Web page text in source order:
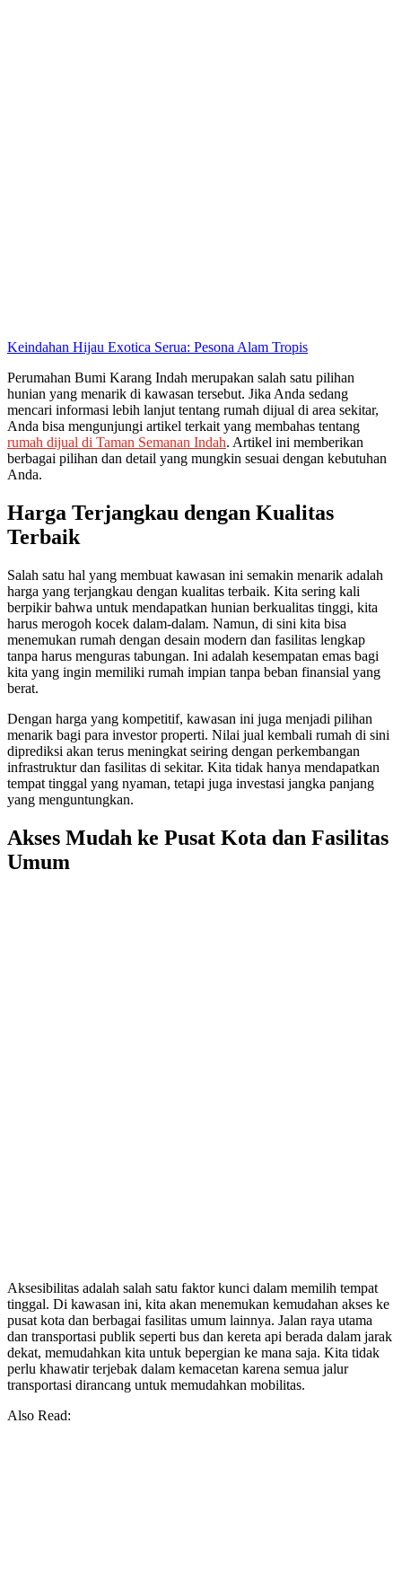
Keindahan Hijau Exotica Serua: Pesona Alam Tropis
Perumahan Bumi Karang Indah merupakan salah satu pilihan
hunian yang menarik di kawasan tersebut. Jika Anda sedang
mencari informasi lebih lanjut tentang rumah dijual di area sekitar,
Anda bisa mengunjungi artikel terkait yang membahas tentang
rumah dijual di Taman Semanan Indah. Artikel ini memberikan
berbagai pilihan dan detail yang mungkin sesuai dengan kebutuhan
Anda.
Harga Terjangkau dengan Kualitas
Terbaik
Salah satu hal yang membuat kawasan ini semakin menarik adalah
harga yang terjangkau dengan kualitas terbaik. Kita sering kali
berpikir bahwa untuk mendapatkan hunian berkualitas tinggi, kita
harus merogoh kocek dalam-dalam. Namun, di sini kita bisa
menemukan rumah dengan desain modern dan fasilitas lengkap
tanpa harus menguras tabungan. Ini adalah kesempatan emas bagi
kita yang ingin memiliki rumah impian tanpa beban finansial yang
berat.
Dengan harga yang kompetitif, kawasan ini juga menjadi pilihan
menarik bagi para investor properti. Nilai jual kembali rumah di sini
diprediksi akan terus meningkat seiring dengan perkembangan
infrastruktur dan fasilitas di sekitar. Kita tidak hanya mendapatkan
tempat tinggal yang nyaman, tetapi juga investasi jangka panjang
yang menguntungkan.
Akses Mudah ke Pusat Kota dan Fasilitas
Umum
Aksesibilitas adalah salah satu faktor kunci dalam memilih tempat
tinggal. Di kawasan ini, kita akan menemukan kemudahan akses ke
pusat kota dan berbagai fasilitas umum lainnya. Jalan raya utama
dan transportasi publik seperti bus dan kereta api berada dalam jarak
dekat, memudahkan kita untuk bepergian ke mana saja. Kita tidak
perlu khawatir terjebak dalam kemacetan karena semua jalur
transportasi dirancang untuk memudahkan mobilitas.
Also Read: